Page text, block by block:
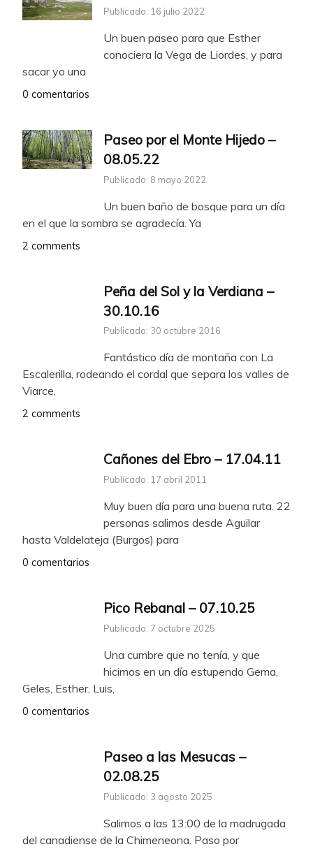
Publicado: 16 julio 2022
Un buen paseo para que Esther
conociera la Vega de Liordes, y para
sacar yo una
0 comentarios
Paseo por el Monte Hijedo –
08.05.22
Publicado: 8 mayo 2022
Un buen baño de bosque para un día
en el que la sombra se agradecía. Ya
2 comments
Peña del Sol y la Verdiana –
30.10.16
Publicado: 30 octubre 2016
Fantástico día de montaña con La
Escalerilla, rodeando el cordal que separa los valles de
Viarce,
2 comments
Cañones del Ebro – 17.04.11
Publicado: 17 abril 2011
Muy buen día para una buena ruta. 22
personas salimos desde Aguilar
hasta Valdelateja (Burgos) para
0 comentarios
Pico Rebanal – 07.10.25
Publicado: 7 octubre 2025
Una cumbre que no tenía, y que
hicimos en un día estupendo Gema,
Geles, Esther, Luis,
0 comentarios
Paseo a las Mesucas –
02.08.25
Publicado: 3 agosto 2025
Salimos a las 13:00 de la madrugada
del canadiense de la Chimeneona. Paso por